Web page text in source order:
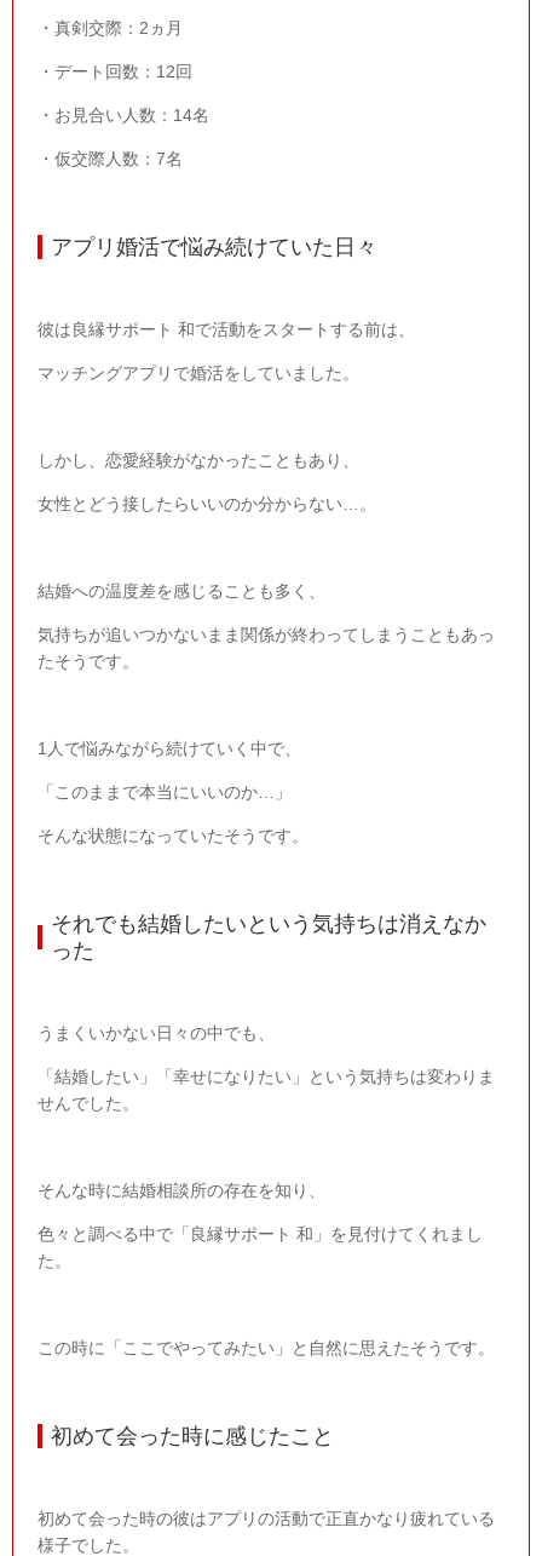
・真剣交際： 2 ヵ月
・デート回数： 12回
・お見合い人数： 14名
・仮交際人数：7名
アプリ婚活で悩み続けていた日々
彼は良縁サポート 和で活動をスタートする前は、
マッチングアプリで婚活をしていました。
しかし、恋愛経験がなかったこともあり、
女性とどう接したらいいのか分からない…。
結婚への温度差を感じることも多く、
気持ちが追いつかないまま関係が終わってしまうこともあっ
たそうです。
1 人で悩みながら続けていく中で、
「このままで本当にいいのか…」
そんな状態になっていたそうです。
それでも結婚したいという気持ちは消えなか
った
うまくいかない日々の中でも、
「結婚したい」「幸せになりたい」という気持ちは変わりま
せんでした。
そんな時に結婚相談所の存在を知り、
色々と調べる中で「良縁サポート 和」を見付けてくれまし
た。
この時に「ここでやってみたい」と自然に思えたそうです。
初めて会った時に感じたこと
初めて会った時の彼はアプリの活動で正直かなり疲れている
様子でした。